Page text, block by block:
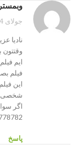
وبمستر 98
جولای 4, 2017 در 8:00 ب.ظ
نادیا
وقتتون
ایم
فیلم
این
شخصی
اگر
پاسخ